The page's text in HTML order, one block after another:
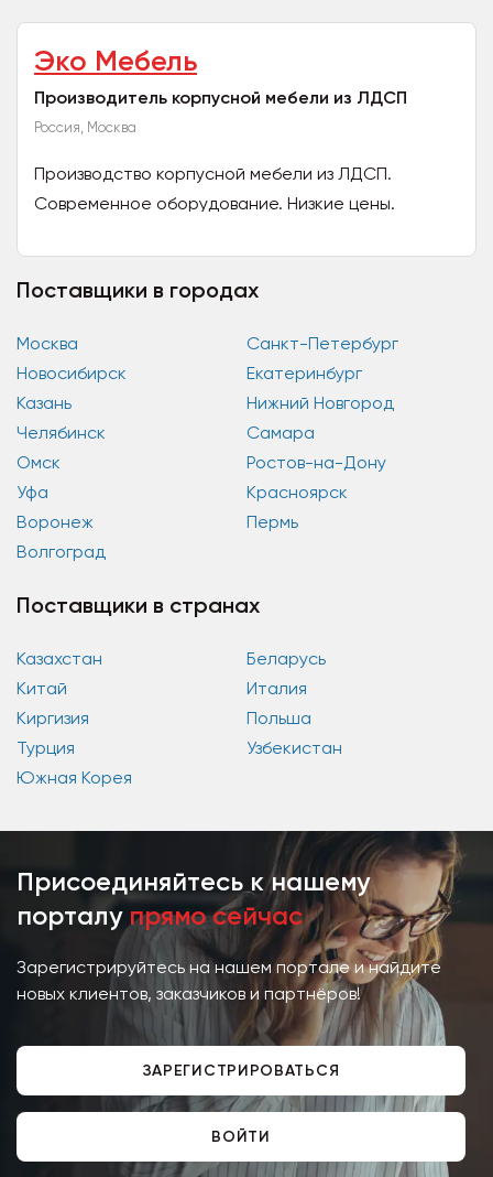
Эко Мебель
Производитель корпусной мебели из ЛДСП
Россия, Москва
Производство корпусной мебели из ЛДСП.
Современное оборудование. Низкие цены.
моделей! Простой и...
Поставщики в городах
Москва
Санкт-Петербург
Новосибирск
Екатеринбург
Казань
Нижний Новгород
Челябинск
Самара
Омск
Ростов-на-Дону
Уфа
Красноярск
Воронеж
Пермь
Волгоград
Поставщики в странах
Казахстан
Беларусь
Китай
Италия
Киргизия
Польша
Турция
Узбекистан
Южная Корея
Присоединяйтесь к нашему
порталу прямо сейчас
Зарегистрируйтесь на нашем портале и найдите
новых клиентов, заказчиков и партнёров!
ЗАРЕГИСТРИРОВАТЬСЯ
ВОЙТИ